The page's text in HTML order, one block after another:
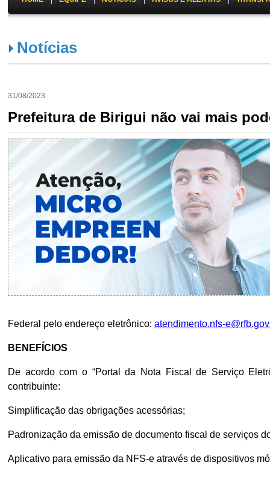
Notícias
31/08/2023
Prefeitura de Birigui não vai mais
Federal pelo endereço eletrônico: atendimento.nfs-
BENEFÍCIOS
De acordo com o “Portal da Nota Fiscal de Serviço
contribuinte:
Simplificação das obrigações acessórias;
Padronização da emissão de documento fiscal de serviços
Aplicativo para emissão da NFS-e através de dispositivos